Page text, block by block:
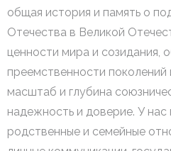
общая история и память о
Отечества в Великой
ценности мира и созидания,
преемственности поколений
масштаб и глубина
надежность и доверие. У нас
родственные и семейные